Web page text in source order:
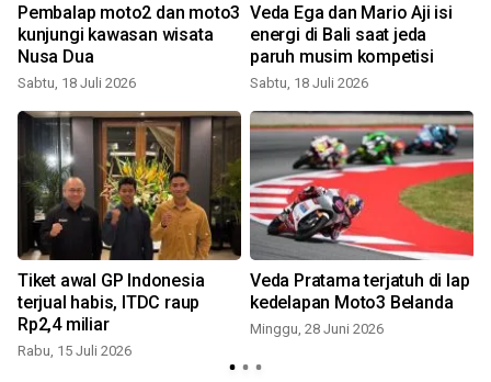
Pembalap moto2 dan moto3
kunjungi kawasan wisata
Nusa Dua
Sabtu, 18 Juli 2026
Veda Ega dan Mario Aji isi
energi di Bali saat jeda
paruh musim kompetisi
Sabtu, 18 Juli 2026
Tiket awal GP Indonesia
terjual habis, ITDC raup
Rp2,4 miliar
Rabu, 15 Juli 2026
Veda Pratama terjatuh di lap
kedelapan Moto3 Belanda
Minggu, 28 Juni 2026